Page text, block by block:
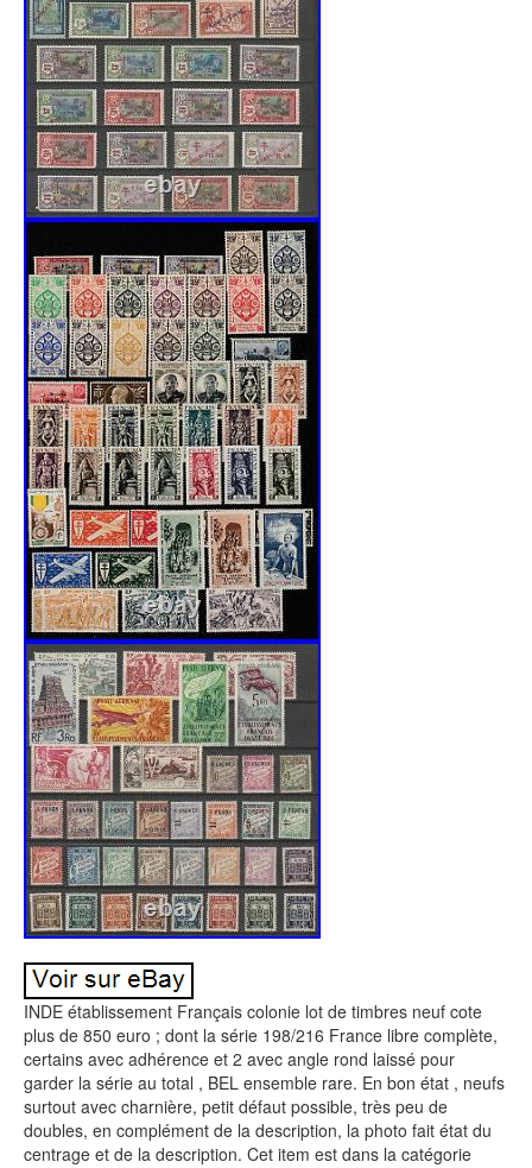
INDE établissement Français colonie lot de timbres neuf cote
plus de 850 euro ; dont la série 198/216 France libre complète,
certains avec adhérence et 2 avec angle rond laissé pour
garder la série au total , BEL ensemble rare. En bon état , neufs
surtout avec charnière, petit défaut possible, très peu de
doubles, en complément de la description, la photo fait état du
centrage et de la description. Cet item est dans la catégorie